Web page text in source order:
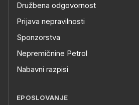
Družbena odgovornost
Prijava nepravilnosti
Sponzorstva
Nepremičnine Petrol
Nabavni razpisi
EPOSLOVANJE